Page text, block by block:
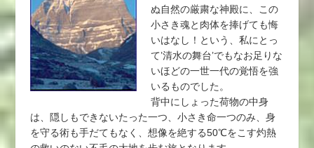
ぬ自然の厳粛な神殿に、この
小さき魂と肉体を捧げても悔
いはなし！という、私にとっ
て’清水の舞台’でもなお足りな
いほどの一世一代の覚悟を強
いるものでした。
背中にしょった荷物の中身
は、隠しもできないたった一つ、小さき命一つのみ、身
を守る術も手だてもなく、想像を絶する50℃をこす灼熱